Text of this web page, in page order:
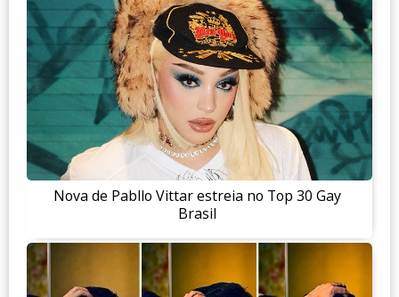
Nova de Pabllo Vittar estreia no Top 30 Gay
Brasil